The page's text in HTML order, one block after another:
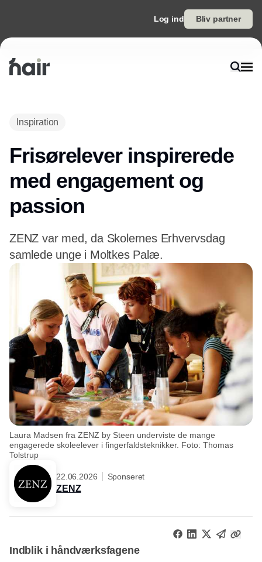
Log ind Bliv partner
Inspiration
Frisørelever inspirerede
med engagement og
passion
ZENZ var med, da Skolernes Erhvervsdag
samlede unge i Moltkes Palæ.
Laura Madsen fra ZENZ by Steen underviste de mange
engagerede skoleelever i fingerfaldsteknikker. Foto: Thomas
Tolstrup
22.06.2026 Sponseret
ZENZ
Indblik i håndværksfagene